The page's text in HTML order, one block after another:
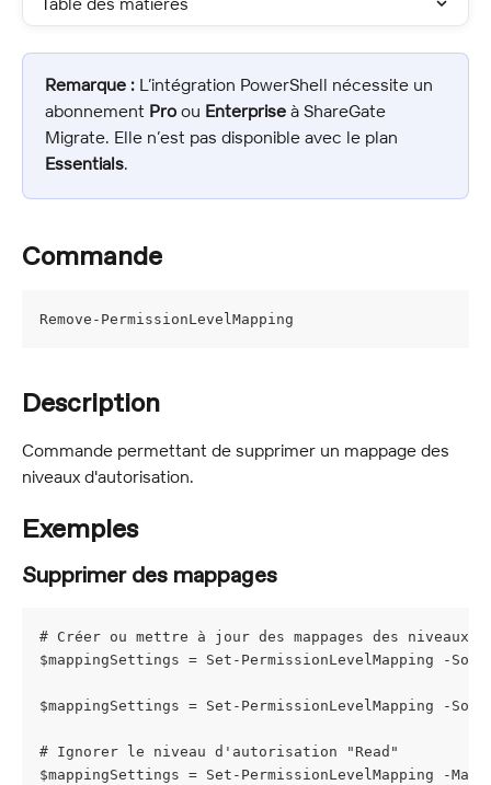
Remarque : L’intégration PowerShell nécessite un
abonnement Pro ou Enterprise à ShareGate
Migrate. Elle n’est pas disponible avec le plan
Essentials.
Commande
Remove-PermissionLevelMapping
Description
Commande permettant de supprimer un mappage des
niveaux d'autorisation.
Exemples
Supprimer des mappages
# Créer ou mettre à jour des mappages des niveaux
$mappingSettings = Set-PermissionLevelMapping -
$mappingSettings = Set-PermissionLevelMapping -
# Ignorer le niveau d'autorisation "Read"
$mappingSettings = Set-PermissionLevelMapping -